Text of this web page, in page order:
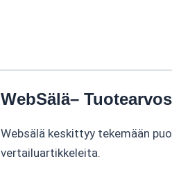
WebSälä–
Websälä keskittyy tekemään
vertailuartikkeleita.